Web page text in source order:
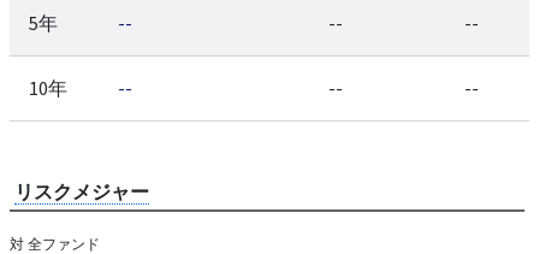
5年 -- -- --
10年 -- -- --
リスクメジャー
対 全ファンド